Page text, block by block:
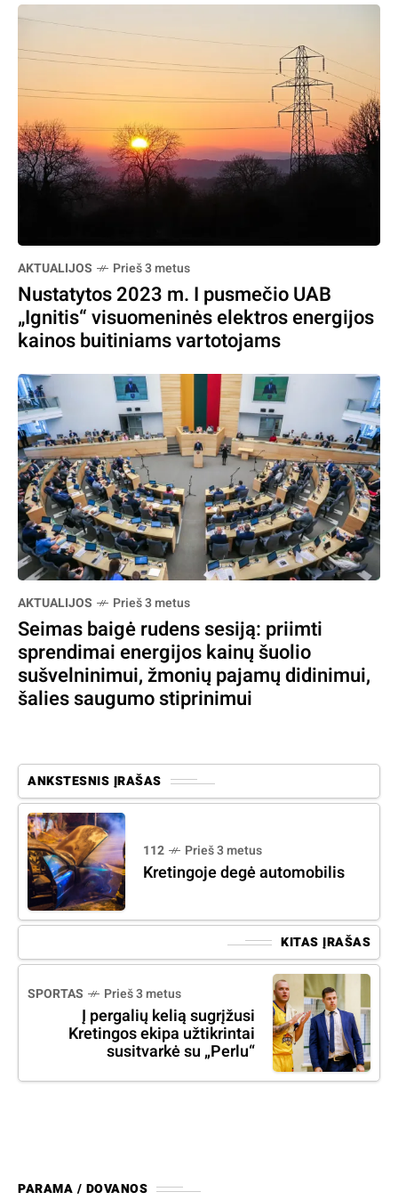
AKTUALIJOS Prieš 3 metus
Nustatytos 2023 m. I pusmečio UAB
„Ignitis“ visuomeninės elektros energijos
kainos buitiniams vartotojams
AKTUALIJOS Prieš 3 metus
Seimas baigė rudens sesiją: priimti
sprendimai energijos kainų šuolio
sušvelninimui, žmonių pajamų didinimui,
šalies saugumo stiprinimui
ANKSTESNIS ĮRAŠAS
112 Prieš 3 metus
Kretingoje degė automobilis
KITAS ĮRAŠAS
SPORTAS Prieš 3 metus
Į pergalių kelią sugrįžusi
Kretingos ekipa užtikrintai
susitvarkė su „Perlu“
PARAMA / DOVANOS